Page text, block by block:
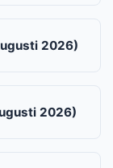
2026)
2026)